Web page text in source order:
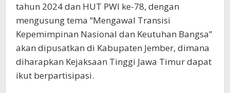
tahun 2024 dan HUT PWI ke-78, dengan
mengusung tema “Mengawal Transisi
Kepemimpinan Nasional dan Keutuhan Bangsa”
akan dipusatkan di Kabupaten Jember, dimana
diharapkan Kejaksaan Tinggi Jawa Timur dapat
ikut berpartisipasi.